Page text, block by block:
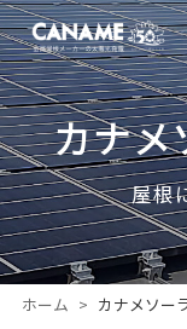
カナメ
屋根
ホーム カナメソー